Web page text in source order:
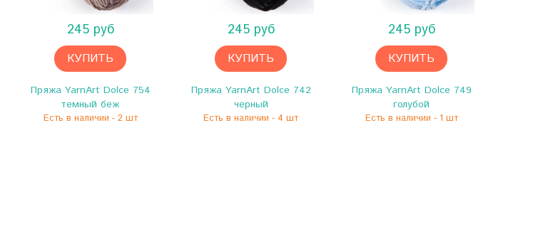
245 руб
КУПИТЬ
Пряжа YarnArt Dolce 754
темный беж
Есть в наличии - 2 шт
245 руб
КУПИТЬ
Пряжа YarnArt Dolce 742
черный
Есть в наличии - 4 шт
245 руб
КУПИТЬ
Пряжа YarnArt Dolce 749
голубой
Есть в наличии - 1 шт